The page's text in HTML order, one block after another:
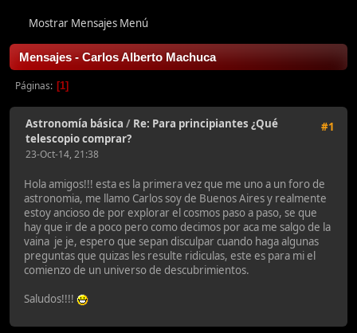
Mostrar Mensajes Menú
Mensajes - Carlos Alberto Machuca
Páginas 1
#1
Astronomía básica / Re: Para principiantes ¿Qué
telescopio comprar?
23-Oct-14, 21:38
Hola amigos!!! esta es la primera vez que me uno a un foro de
astronomia, me llamo Carlos soy de Buenos Aires y realmente
estoy ancioso de por explorar el cosmos paso a paso, se que
hay que ir de a poco pero como decimos por aca me salgo de la
vaina je je, espero que sepan disculpar cuando haga algunas
preguntas que quizas les resulte ridiculas, este es para mi el
comienzo de un universo de descubrimientos.
Saludos!!!!